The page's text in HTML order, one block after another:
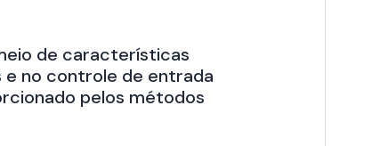
de características
e no controle de entrada
pelos métodos